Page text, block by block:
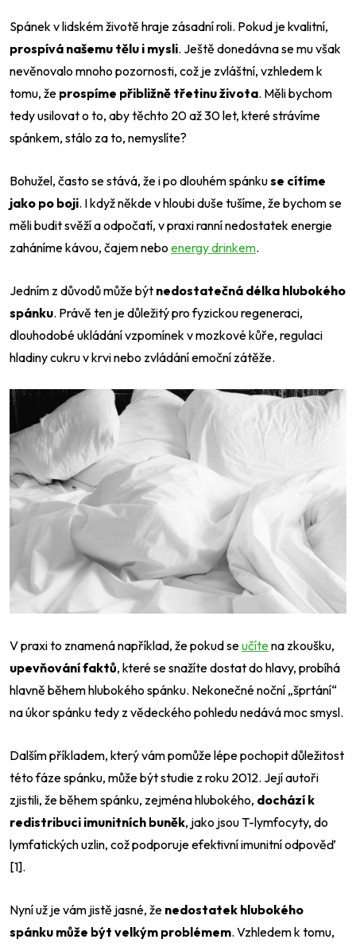
Spánek v lidském životě hraje zásadní roli. Pokud je kvalitní,
prospívá našemu tělu i mysli. Ještě donedávna se mu však
nevěnovalo mnoho pozornosti, což je zvláštní, vzhledem k
tomu, že prospíme přibližně třetinu života. Měli bychom
tedy usilovat o to, aby těchto 20 až 30 let, které strávíme
spánkem, stálo za to, nemyslíte?
Bohužel, často se stává, že i po dlouhém spánkuse cítíme
jako po boji. I když někde v hloubi duše tušíme, že bychom se
měli budit svěží a odpočatí, v praxi ranní nedostatek energie
zaháníme kávou, čajem nebo energy drinkem.
Jedním z důvodů může být nedostatečná délka hlubokého
spánku. Právě ten je důležitý pro fyzickou regeneraci,
dlouhodobé ukládání vzpomínek v mozkové kůře, regulaci
hladiny cukru v krvi nebo zvládání emoční zátěže.
V praxi to znamená například, že pokud seučíte na zkoušku,
upevňování faktů, které se snažíte dostat do hlavy, probíhá
hlavně během hlubokého spánku. Nekonečné noční „šprtání“
na úkor spánku tedy z vědeckého pohledu nedává moc smysl.
Dalším příkladem, který vám pomůže lépe pochopit důležitost
této fáze spánku, může být studie z roku 2012. Její autoři
zjistili, že během spánku, zejména hlubokého, dochází k
redistribuci imunitních buněk, jako jsou T-lymfocyty, do
lymfatických uzlin, což podporuje efektivní imunitní odpověď
[1].
Nyní už je vám jistě jasné, že nedostatek hlubokého
spánku může být velkým problémem. Vzhledem k tomu,